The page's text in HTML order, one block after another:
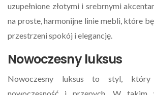
uzupełnione złotymi i srebrnymi
na proste, harmonijne linie mebli, które
przestrzeni spokój i elegancję.
Nowoczesny luksus
Nowoczesny luksus to styl,
nowoczesność i przepych. W takim